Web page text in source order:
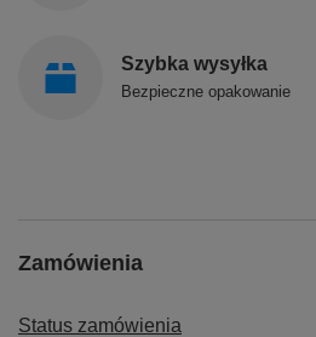
Szybka wysyłka
Bezpieczne opakowanie
Zamówienia
Status zamówienia